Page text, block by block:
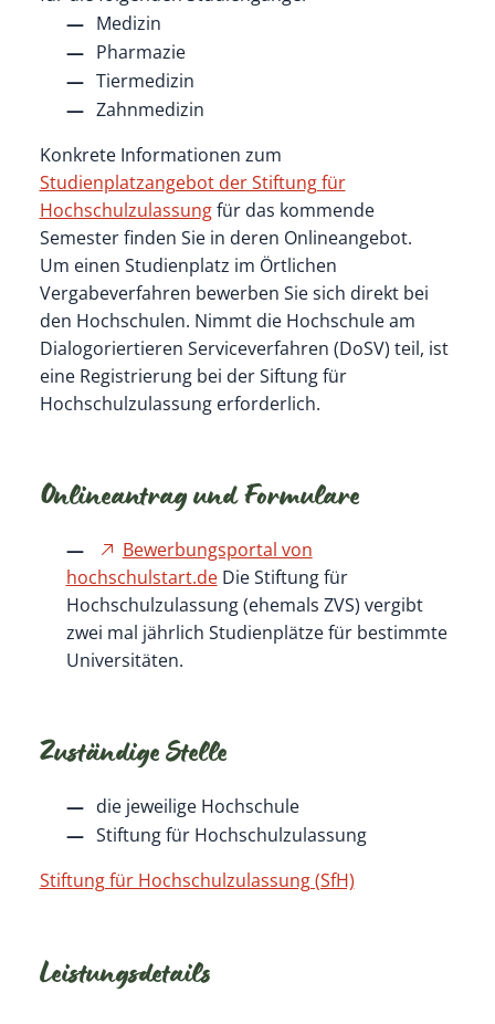
Medizin
Pharmazie
Tiermedizin
Zahnmedizin
Konkrete Informationen zum
Studienplatzangebot der Stiftung für
Hochschulzulassungfür das kommende
Semester finden Sie in deren Onlineangebot.
Um einen Studienplatz im Örtlichen
Vergabeverfahren bewerben Sie sich direkt bei
den Hochschulen. Nimmt die Hochschule am
Dialogoriertieren Serviceverfahren (DoSV) teil, ist
eine Registrierung bei der Siftung für
Hochschulzulassung erforderlich.
Onlineantrag und Formulare
Bewerbungsportal von
hochschulstart.de Die Stiftung für
Hochschulzulassung (ehemals ZVS) vergibt
zwei mal jährlich Studienplätze für bestimmte
Universitäten.
Zuständige Stelle
die jeweilige Hochschule
Stiftung für Hochschulzulassung
Stiftung für Hochschulzulassung (SfH)
Leistungsdetails